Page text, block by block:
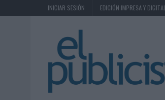
INICIAR SESIÓN EDICIÓN IMPRESA Y DIGITAL